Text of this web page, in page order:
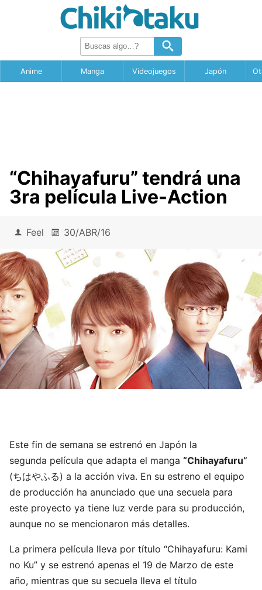
Anime Manga Videojuegos Japón
“Chihayafuru” tendrá una
3ra película Live-Action
Feel 30/ABR/16
Este fin de semana se estrenó en Japón la
segunda película que adapta el manga “Chihayafuru”
(ちはやふる) a la acción viva. En su estreno el equipo
de producción ha anunciado que una secuela para
este proyecto ya tiene luz verde para su producción,
aunque no se mencionaron más detalles.
La primera película lleva por título “Chihayafuru: Kami
no Ku” y se estrenó apenas el 19 de Marzo de este
año, mientras que su secuela lleva el título